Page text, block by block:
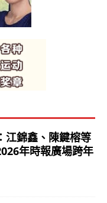
江錦鑫、陳鍵榕等
年時報廣場跨年